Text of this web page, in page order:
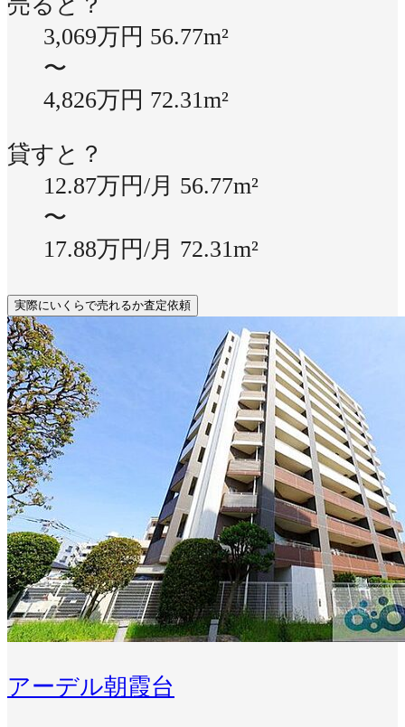
3,069万円 56.77m²
〜
4,826万円 72.31m²
貸すと？
12.87万円/月 56.77m²
〜
17.88万円/月 72.31m²
実際にいくらで売れるか査定依頼
アーデル朝霞台